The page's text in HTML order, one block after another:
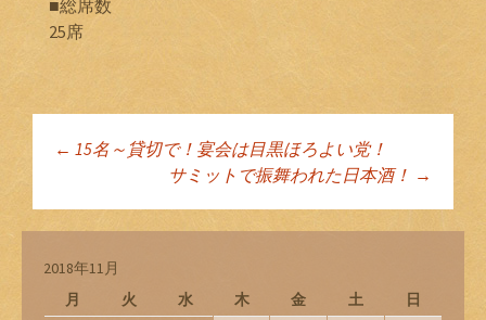
■総席数
25席
投稿ナビゲーショ
ン
← 15名～貸切で！宴会は目黒ほろよい党！
サミットで振舞われた日本酒！ →
2018年11月
月
火 水 木 金 土 日